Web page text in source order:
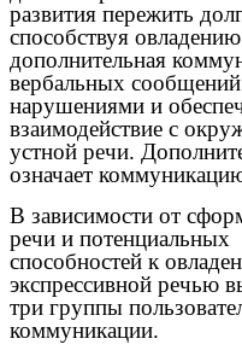
развития пережить
способствуя
дополнительная
вербальных
нарушениями и
взаимодействие с
устной речи.
означает
В зависимости от
речи и потенциальных
способностей к
экспрессивной речью
три группы
коммуникации.